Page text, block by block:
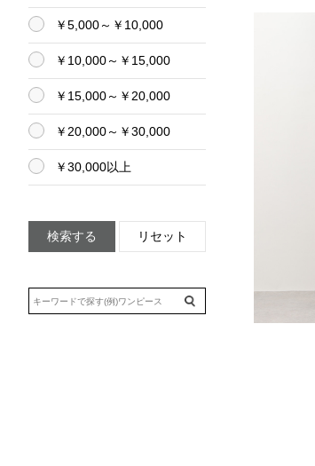
￥5,000～￥10,000
￥10,000～￥15,000
￥15,000～￥20,000
￥20,000～￥30,000
￥30,000以上
検索する リセット